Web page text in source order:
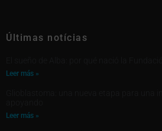
Últimas notícias
Leer más »
Leer más »